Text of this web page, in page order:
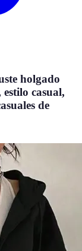
holgado
casual,
de